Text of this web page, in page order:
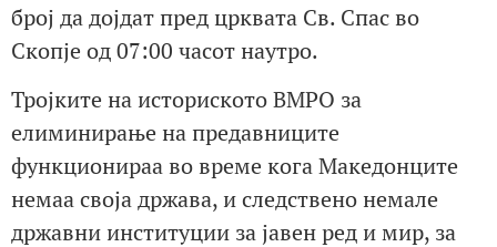
број да дојдат пред црквата Св. Спас во
Скопје од 07:00 часот наутро.
Тројките на историското ВМРО за
елиминирање на предавниците
функционираа во време кога Македонците
немаа своја држава, и следствено немале
државни институции за јавен ред и мир, за